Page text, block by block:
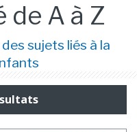
de A à Z
sujets liés à la